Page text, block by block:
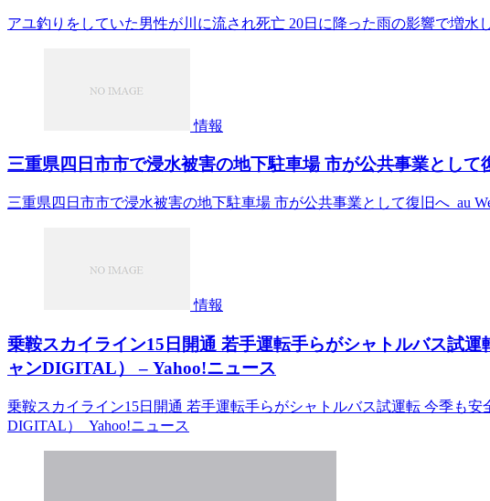
アユ釣りをしていた男性が川に流され死亡 20日に降った雨の影響で増水
情報
三重県四日市市で浸水被害の地下駐車場 市が公共事業として
三重県四日市市で浸水被害の地下駐車場 市が公共事業として復旧へ au
情報
乗鞍スカイライン15日開通 若手運転手らがシャトルバス試
ャンDIGITAL） – Yahoo!ニュース
乗鞍スカイライン15日開通 若手運転手らがシャトルバス試運転 今季も安
DIGITAL） Yahoo!ニュース